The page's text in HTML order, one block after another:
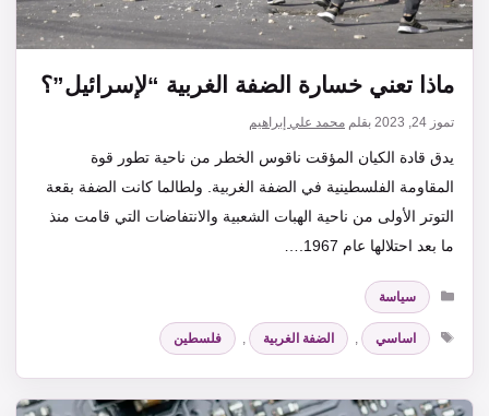
ماذا تعني خسارة الضفة الغربية “لإسرائيل”؟
تموز 24, 2023 بقلم محمد علي إبراهيم
يدق قادة الكيان المؤقت ناقوس الخطر من ناحية تطور قوة
المقاومة الفلسطينية في الضفة الغربية. ولطالما كانت الضفة بقعة
التوتر الأولى من ناحية الهبات الشعبية والانتفاضات التي قامت منذ
ما بعد احتلالها عام 1967.…
التصنيفات
سياسة
الوسوم
اساسي الضفة الغربية فلسطين